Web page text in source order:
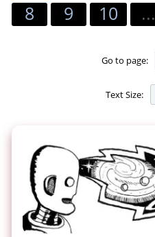
8
9 10 ...
Go to page:
Text Size: